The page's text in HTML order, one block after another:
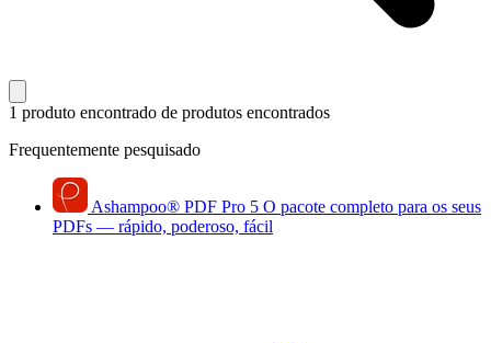
1 produto encontrado de produtos encontrados
Frequentemente pesquisado
Ashampoo® PDF Pro 5 O pacote completo para os seus
PDFs — rápido, poderoso, fácil